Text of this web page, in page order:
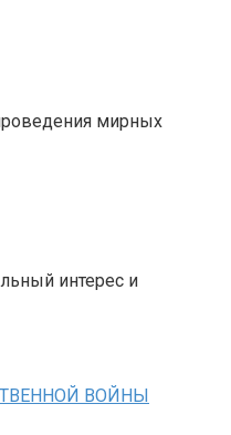
мирных
интерес и
ВОЙНЫ